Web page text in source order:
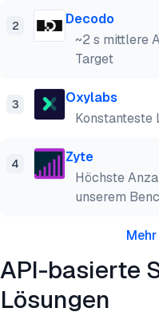
2
Decodo
~2 s mittlere
Target
3
Oxylabs
Konstanteste
4
Zyte
Höchste
unserem
API-basierte
Lösungen